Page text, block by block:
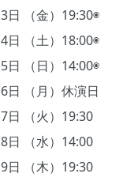
3日 （金）19:30◉
4日 （土）18:00◉
5日 （日）14:00◉
6日 （月）休演日
7日 （火）19:30
8日 （水）14:00
9日 （木）19:30